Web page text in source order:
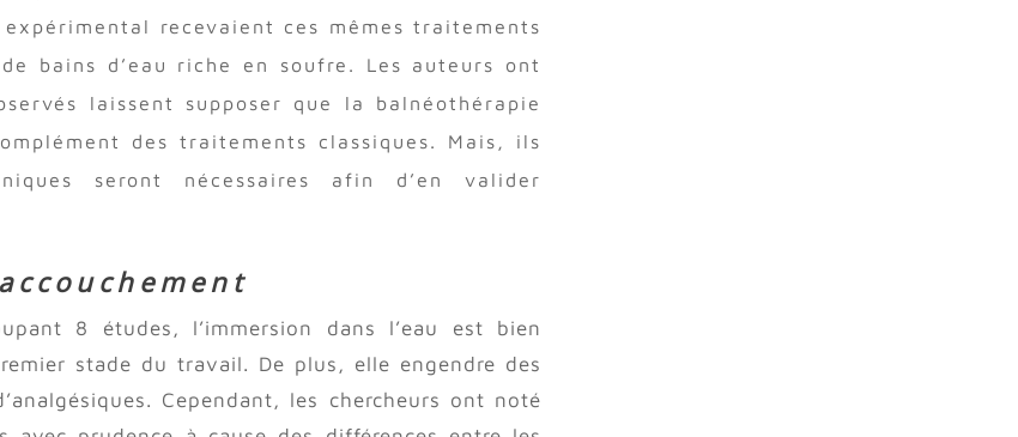
recevaient ces mêmes traitements
bains d’eau riche en soufre. Les auteurs ont
laissent supposer que la balnéothérapie
des traitements classiques. Mais, ils
seront nécessaires afin d’en valider
8 études, l’immersion dans l’eau est bien
stade du travail. De plus, elle engendre des
Cependant, les chercheurs ont noté